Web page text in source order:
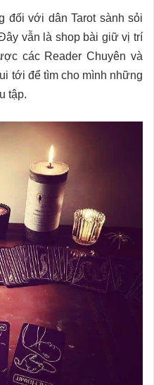
đối với dân Tarot sành sỏi
vẫn là shop bài giữ vị trí
các Reader Chuyên và
tới để tìm cho mình những
tập.